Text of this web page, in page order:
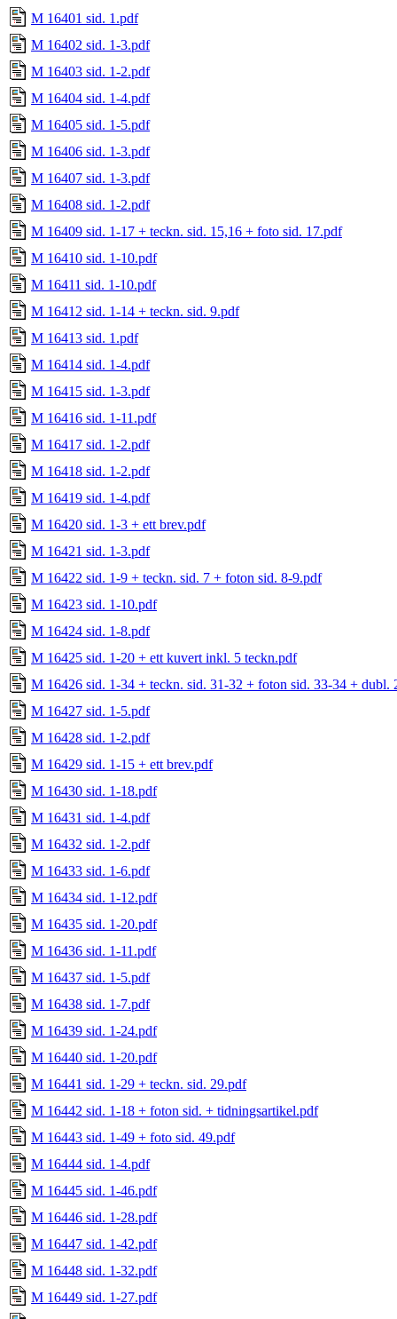
M 16401 sid. 1.pdf
M 16402 sid. 1-3.pdf
M 16403 sid. 1-2.pdf
M 16404 sid. 1-4.pdf
M 16405 sid. 1-5.pdf
M 16406 sid. 1-3.pdf
M 16407 sid. 1-3.pdf
M 16408 sid. 1-2.pdf
M 16409 sid. 1-17 + teckn. sid. 15,16 + foto sid. 17.pdf
M 16410 sid. 1-10.pdf
M 16411 sid. 1-10.pdf
M 16412 sid. 1-14 + teckn. sid. 9.pdf
M 16413 sid. 1.pdf
M 16414 sid. 1-4.pdf
M 16415 sid. 1-3.pdf
M 16416 sid. 1-11.pdf
M 16417 sid. 1-2.pdf
M 16418 sid. 1-2.pdf
M 16419 sid. 1-4.pdf
M 16420 sid. 1-3 + ett brev.pdf
M 16421 sid. 1-3.pdf
M 16422 sid. 1-9 + teckn. sid. 7 + foton sid. 8-9.pdf
M 16423 sid. 1-10.pdf
M 16424 sid. 1-8.pdf
M 16425 sid. 1-20 + ett kuvert inkl. 5 teckn.pdf
M 16426 sid. 1-34 + teckn. sid. 31-32 + foton sid. 33-34 + dubl.
M 16427 sid. 1-5.pdf
M 16428 sid. 1-2.pdf
M 16429 sid. 1-15 + ett brev.pdf
M 16430 sid. 1-18.pdf
M 16431 sid. 1-4.pdf
M 16432 sid. 1-2.pdf
M 16433 sid. 1-6.pdf
M 16434 sid. 1-12.pdf
M 16435 sid. 1-20.pdf
M 16436 sid. 1-11.pdf
M 16437 sid. 1-5.pdf
M 16438 sid. 1-7.pdf
M 16439 sid. 1-24.pdf
M 16440 sid. 1-20.pdf
M 16441 sid. 1-29 + teckn. sid. 29.pdf
M 16442 sid. 1-18 + foton sid. + tidningsartikel.pdf
M 16443 sid. 1-49 + foto sid. 49.pdf
M 16444 sid. 1-4.pdf
M 16445 sid. 1-46.pdf
M 16446 sid. 1-28.pdf
M 16447 sid. 1-42.pdf
M 16448 sid. 1-32.pdf
M 16449 sid. 1-27.pdf